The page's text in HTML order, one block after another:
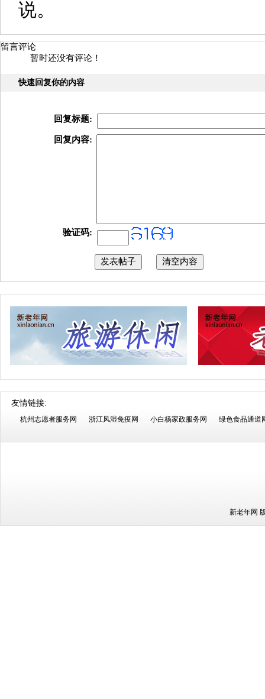
说。
留言评论
暂时还没有评论！
快速回复你的内容
回复标题:
回复内容:
验证码:
友情链接:
杭州志愿者服务网 浙江风湿免疫网 小白杨家政服务网 绿色食品通道
新老年网